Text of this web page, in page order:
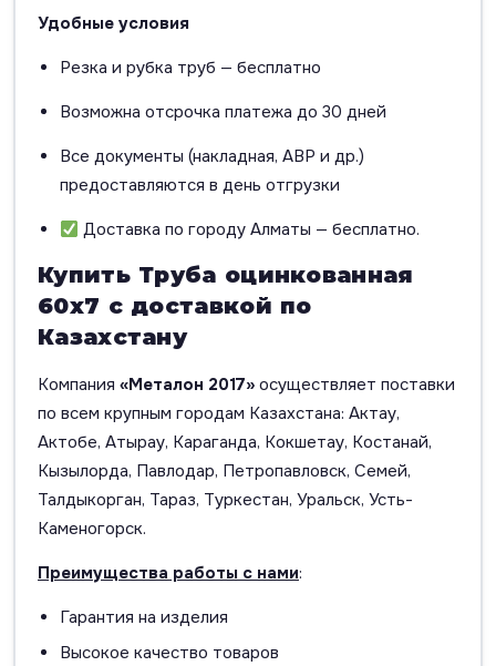
Удобные условия
Резка и рубка труб — бесплатно
Возможна отсрочка платежа до 30 дней
Все документы (накладная, АВР и др.)
предоставляются в день отгрузки
Доставка по городу Алматы — бесплатно.
Купить Труба оцинкованная
60х7 с доставкой по
Казахстану
Компания «Металон 2017» осуществляет поставки
по всем крупным городам Казахстана: Актау,
Актобе, Атырау, Караганда, Кокшетау, Костанай,
Кызылорда, Павлодар, Петропавловск, Семей,
Талдыкорган, Тараз, Туркестан, Уральск, Усть-
Каменогорск.
Преимущества работы с нами:
Гарантия на изделия
Высокое качество товаров